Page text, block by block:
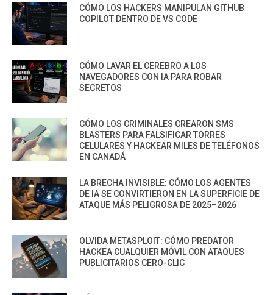
CÓMO LOS HACKERS MANIPULAN GITHUB
COPILOT DENTRO DE VS CODE
CÓMO LAVAR EL CEREBRO A LOS
NAVEGADORES CON IA PARA ROBAR
SECRETOS
CÓMO LOS CRIMINALES CREARON SMS
BLASTERS PARA FALSIFICAR TORRES
CELULARES Y HACKEAR MILES DE TELÉFONOS
EN CANADÁ
LA BRECHA INVISIBLE: CÓMO LOS AGENTES
DE IA SE CONVIRTIERON EN LA SUPERFICIE DE
ATAQUE MÁS PELIGROSA DE 2025–2026
OLVIDA METASPLOIT: CÓMO PREDATOR
HACKEA CUALQUIER MÓVIL CON ATAQUES
PUBLICITARIOS CERO-CLIC